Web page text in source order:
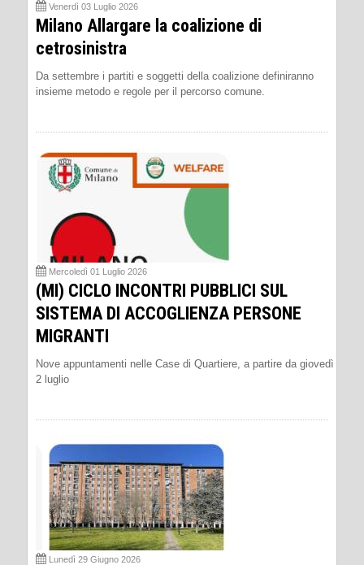
Venerdì 03 Luglio 2026
Milano Allargare la coalizione di
cetrosinistra
Da settembre i partiti e soggetti della coalizione definiranno
insieme metodo e regole per il percorso comune.
Mercoledì 01 Luglio 2026
(MI) CICLO INCONTRI PUBBLICI SUL
SISTEMA DI ACCOGLIENZA PERSONE
MIGRANTI
Nove appuntamenti nelle Case di Quartiere, a partire da giovedì
2 luglio
Lunedì 29 Giugno 2026